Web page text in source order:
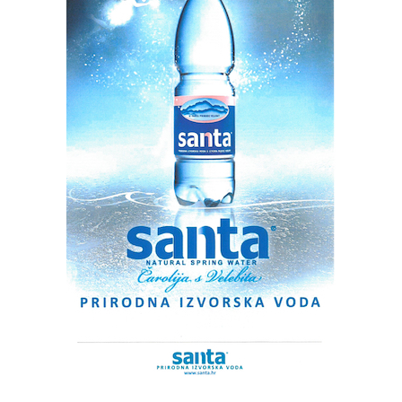
studentskog projekta Niccolò Tommaseo tra le due
sponde dell’Adriatico, ponosni smo što ćemo ovaj niz
događanja obilježavanja 150. godišnjice smrti Nikole
Tommasea zaključiti ovim skupom, i to upravo na Odjelu
za talijanistiku, u zgradi koja je srce Sveučilišta u Zadru.
Iako na Sveučilištu postoje suvremenije i uređenije
dvorane, rijetke su s ovakvim pogledom, stoga smo
odlučili upriličiti ovaj događaj u dvorani u kojoj
generacije studenata talijanistike stječu svoja znanja. To
je dvorana u kojoj se već desetljećima čitaju Dante,
Petrarca, Boccaccio, Machiavelli, Goldoni i drugi pisci,
istaknula je Bukvić.
Odjel za talijanistiku ponosno baštini dugu obrazovnu
tradiciju podučavanja talijanskog jezika i književnosti te
književnih i kulturnih prožimanja između dviju obala
Jadrana. Doprinos istraživača Odjela za talijanistiku
Sveučilišta u Zadr, izuzetan je i vrijedan, o čemu svjedoče